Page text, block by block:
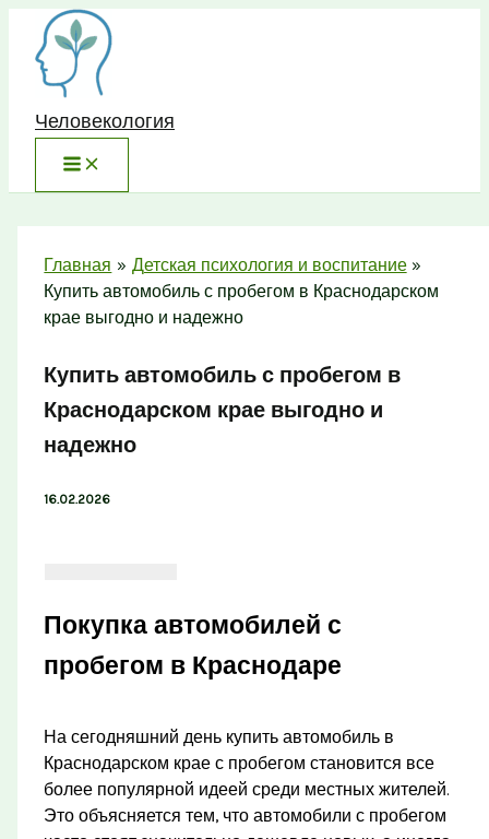
Перейти
содержимому
Человекология
Главная
Детская психология и воспитание
Купить автомобиль с пробегом в Краснодарском
крае выгодно и надежно
Купить автомобиль с пробегом в
Краснодарском крае выгодно и
надежно
16.02.2026
Покупка автомобилей с
пробегом в Краснодаре
На сегодняшний день купить автомобиль в
Краснодарском крае с пробегом становится все
более популярной идеей среди местных жителей.
Это объясняется тем, что автомобили с пробегом